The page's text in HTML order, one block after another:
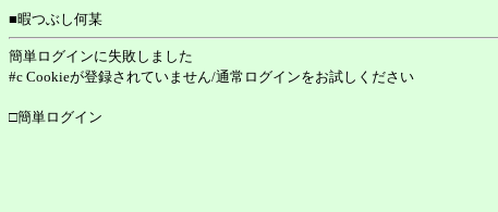
■暇つぶし何某
簡単ログインに失敗しました
#c Cookieが登録されていません/通常ログインをお試しください
□簡単ログイン